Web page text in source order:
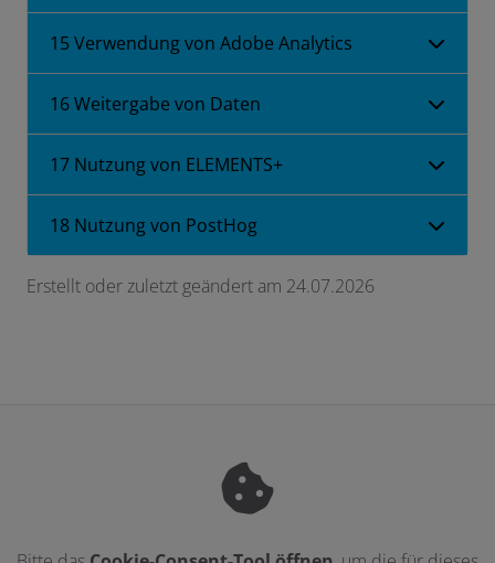
15 Verwendung von Adobe Analytics
16 Weitergabe von Daten
17 Nutzung von ELEMENTS+
18 Nutzung von PostHog
Erstellt oder zuletzt geändert am 24.07.2026